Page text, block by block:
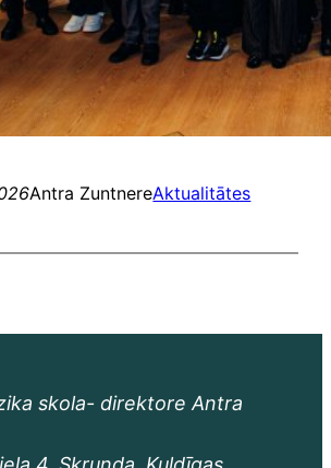
Antra ZuntnereAktualitātes
skola- direktore Antra